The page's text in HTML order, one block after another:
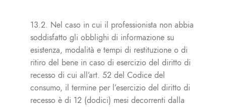
13.2. Nel caso in cui il professionista non abbia
soddisfatto gli obblighi di informazione su
esistenza, modalità e tempi di restituzione o di
ritiro del bene in caso di esercizio del diritto di
recesso di cui all’art. 52 del Codice del
consumo, il termine per l’esercizio del diritto di
recesso è di 12 (dodici) mesi decorrenti dalla